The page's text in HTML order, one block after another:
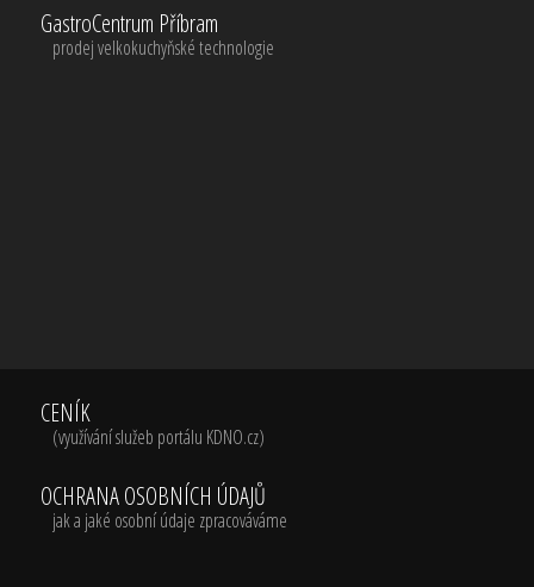
GastroCentrum Příbram
prodej velkokuchyňské technologie
CENÍK
(využívání služeb portálu KDNO.cz)
OCHRANA OSOBNÍCH ÚDAJŮ
jak a jaké osobní údaje zpracováváme